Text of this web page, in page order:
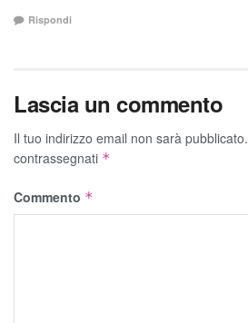
Rispondi
Lascia un commento
Il tuo indirizzo email non sarà pubblicato.
contrassegnati *
Commento *